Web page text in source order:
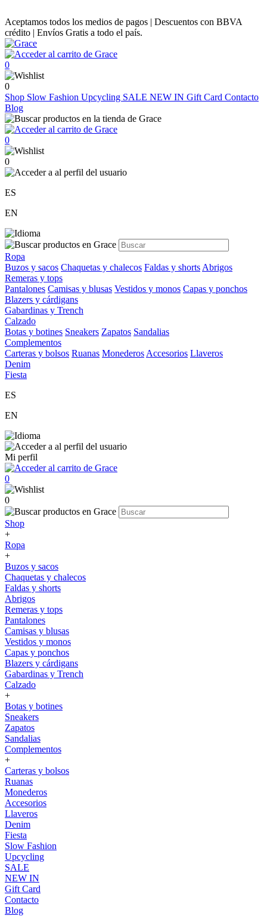
Aceptamos todos los medios de pagos | Descuentos con BBVA
crédito | Envíos Gratis a todo el país.
0
0
Shop Slow Fashion Upcycling SALE NEW IN Gift Card Contacto
Blog
0
0
ES
EN
Ropa
Buzos y sacos Chaquetas y chalecos Faldas y shorts Abrigos
Remeras y tops
Pantalones Camisas y blusas Vestidos y monos Capas y ponchos
Blazers y cárdigans
Gabardinas y Trench
Calzado
Botas y botines Sneakers Zapatos Sandalias
Complementos
Carteras y bolsos Ruanas Monederos Accesorios Llaveros
Denim
Fiesta
ES
EN
Mi perfil
0
0
Shop
+
Ropa
+
Buzos y sacos
Chaquetas y chalecos
Faldas y shorts
Abrigos
Remeras y tops
Pantalones
Camisas y blusas
Vestidos y monos
Capas y ponchos
Blazers y cárdigans
Gabardinas y Trench
Calzado
+
Botas y botines
Sneakers
Zapatos
Sandalias
Complementos
+
Carteras y bolsos
Ruanas
Monederos
Accesorios
Llaveros
Denim
Fiesta
Slow Fashion
Upcycling
SALE
NEW IN
Gift Card
Contacto
Blog